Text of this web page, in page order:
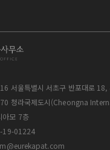
서울특별시 서초구 반포대로 18,
청라국제도시(Cheongna
아모 7층
19-01224